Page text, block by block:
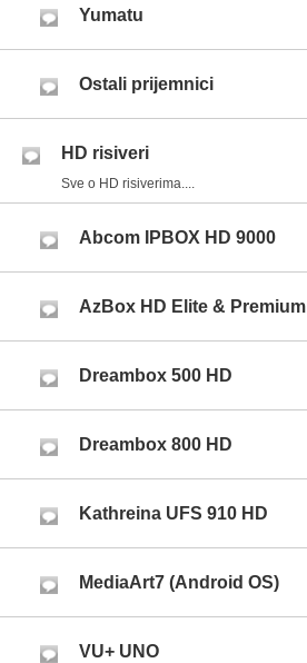
Yumatu
Ostali prijemnici
HD risiveri
Sve o HD risiverima....
Abcom IPBOX HD 9000
AzBox HD Elite & Premium
Dreambox 500 HD
Dreambox 800 HD
Kathreina UFS 910 HD
MediaArt7 (Android OS)
VU+ UNO